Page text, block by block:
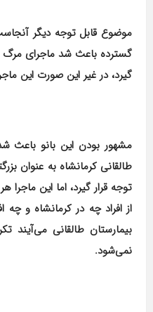
موضوع قابل توجه دیگر
گسترده باعث شد ماجرای مرگ
گیرد، در غیر این صورت این
مشهور بودن این بانو باعث
طالقانی کرمانشاه به عنوان
توجه قرار گیرد، اما این
از افراد چه در کرمانشاه و چه
بیمارستان طالقانی می‌آیند
نمی‌شود.